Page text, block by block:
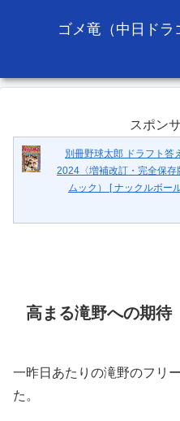
ゴメ竜（中日ドラ
スポン
別冊野球太郎 ドラフト答
2024〈増補改訂・完全保存
ムック） [ ナックルボー
高まる滝野への期待
一昨日あたりの滝野のフリ
た。